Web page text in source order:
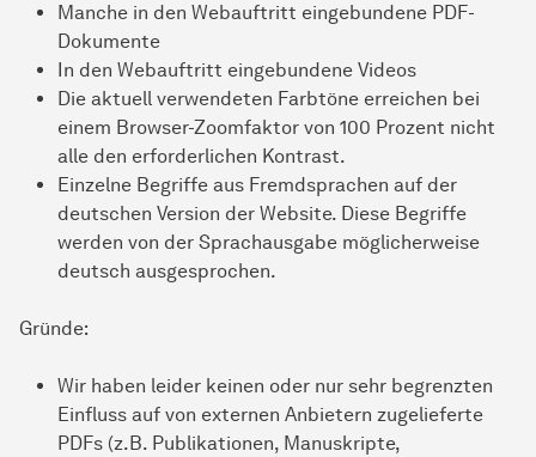
Manche in den Webauftritt eingebundene PDF-
Dokumente
In den Webauftritt eingebundene Videos
Die aktuell verwendeten Farbtöne erreichen bei
einem Browser-Zoomfaktor von 100 Prozent nicht
alle den erforderlichen Kontrast.
Einzelne Begriffe aus Fremdsprachen auf der
deutschen Version der Website. Diese Begriffe
werden von der Sprachausgabe möglicherweise
deutsch ausgesprochen.
Gründe:
Wir haben leider keinen oder nur sehr begrenzten
Einfluss auf von externen Anbietern zugelieferte
PDFs (z.B. Publikationen, Manuskripte,